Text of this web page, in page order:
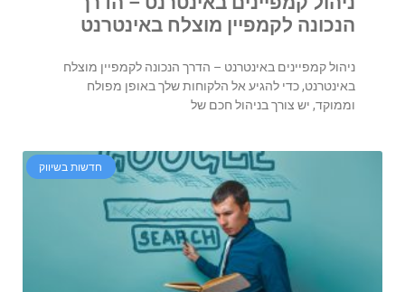
הנכונה לקמפיין מוצלח באינטרנט
ניהול קמפיינים באינטרנט – הדרך הנכונה לקמפיין מוצלח
באינטרנט, כדי להגיע אל הלקוחות שלך באופן מפולח
וממוקד, יש צורך בניהול חכם של
חדשות בשיווק